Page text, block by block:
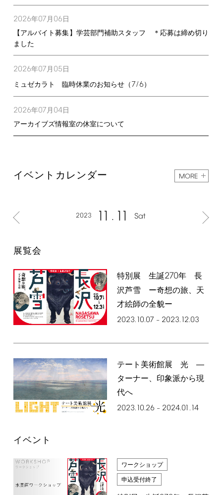
2026年07月 06日
【アルバイト募集】学芸部門補助スタッフ ＊応募は締め切り
ました
2026年07月 05日
ミュゼカラト 臨時休業のお知らせ（7/6）
2026年07月 04日
アーカイブズ情報室の休室について
イベントカレンダー MORE
2023 11 11 Sat
展覧会
特別展 生誕270年 長
沢芦雪 ー奇想の旅、天
才絵師の全貌ー
2023.10.07 – 2023.12.03
テート美術館展 光 ―
ターナー、印象派から現
代へ
2023.10.26– 2024.01.14
イベント
ワークショップ
申込受付終了